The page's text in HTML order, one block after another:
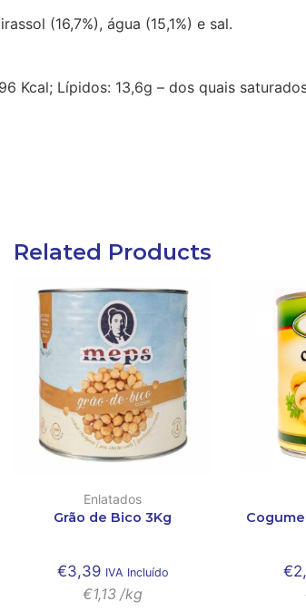
(16,7%), água (15,1%) e sal.
Kcal; Lípidos: 13,6g – dos quais
Related Products
Enlatados
Grão de Bico 3Kg
€3,39 IVA Incluído
€1,13 /kg
€